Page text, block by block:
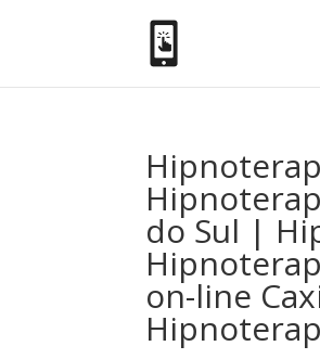
do Sul |
on-line